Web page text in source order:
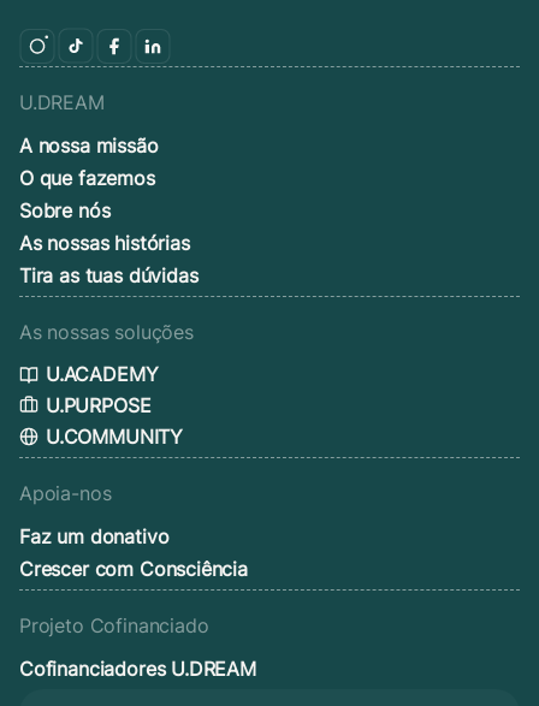
U.DREAM
A nossa missão
O que fazemos
Sobre nós
As nossas histórias
Tira as tuas dúvidas
As nossas soluções
U.ACADEMY
U.PURPOSE
U.COMMUNITY
Apoia-nos
Faz um donativo
Crescer com Consciência
Projeto Cofinanciado
Cofinanciadores U.DREAM